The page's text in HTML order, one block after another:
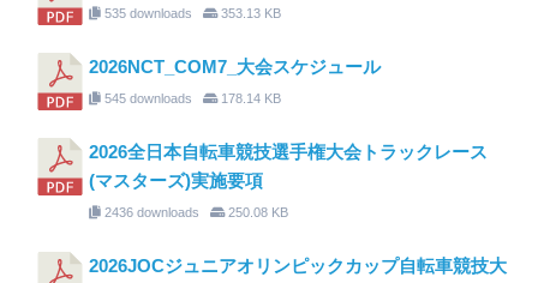
535 downloads 353.13 KB
2026NCT_COM7_大会スケジュール
545 downloads 178.14 KB
2026全日本自転車競技選手権大会トラックレース
(マスターズ)実施要項
2436 downloads 250.08 KB
2026JOCジュニアオリンピックカップ自転車競技大